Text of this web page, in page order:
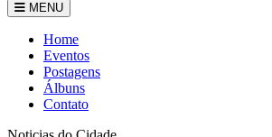
MENU
Home
Eventos
Postagens
Álbuns
Contato